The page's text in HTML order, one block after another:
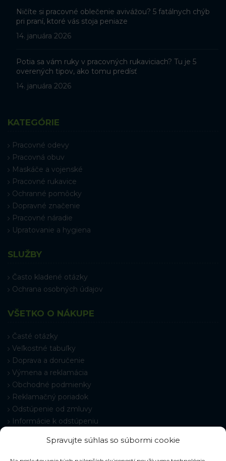
Spravujte súhlas so súbormi cookie
Ničíte si pracovné oblečenie avivážou? 5 fatálnych chýb
pri praní, ktoré vás stoja peniaze
14. januára 2026
Potia sa vám ruky v pracovných rukaviciach? Tu je 5
overených tipov, ako tomu predísť
14. januára 2026
KATEGÓRIE
Pracovné odevy
Pracovná obuv
Maskáče a vojenské
Pracovné rukavice
Ochranné pomôcky
Dopravné značenie
Pracovné náradie
Upratovanie a hygiena
SLUŽBY
Často kladené otázky
Ochrana osobných údajov
VŠETKO O NÁKUPE
Časté otázky
Veľkostné tabuľky
Doprava a doručenie
Výmena a reklamácia
Obchodné podmienky
Reklamačný poriadok
Odstúpenie od zmluvy
Informácie k odstúpeniu
Nastavenie cookies